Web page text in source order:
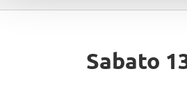
Sabato